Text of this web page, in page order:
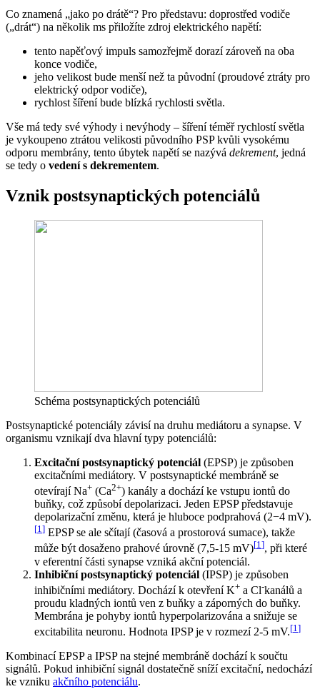
Co znamená „jako po drátě“? Pro představu: doprostřed vodiče
(„drát“) na několik ms přiložíte zdroj elektrického napětí:
tento napěťový impuls samozřejmě dorazí zároveň na oba
konce vodiče,
jeho velikost bude menší než ta původní (proudové ztráty pro
elektrický odpor vodiče),
rychlost šíření bude blízká rychlosti světla.
Vše má tedy své výhody i nevýhody – šíření téměř rychlostí světla
je vykoupeno ztrátou velikosti původního PSP kvůli vysokému
odporu membrány, tento úbytek napětí se nazývá dekrement, jedná
se tedy o vedení s dekrementem.
Vznik postsynaptických potenciálů
Schéma postsynaptických potenciálů
Postsynaptické potenciály závisí na druhu mediátoru a synapse. V
organismu vznikají dva hlavní typy potenciálů:
Excitační postsynaptický potenciál (EPSP) je způsoben
excitačními mediátory. V postsynaptické membráně se
otevírají Na+ (Ca2+) kanály a dochází ke vstupu iontů do
buňky, což způsobí depolarizaci. Jeden EPSP představuje
depolarizační změnu, která je hluboce podprahová (2−4 mV).
[1] EPSP se ale sčítají (časová a prostorová sumace), takže
může být dosaženo prahové úrovně (7,5-15 mV)[1], při které
v eferentní části synapse vzniká akční potenciál.
Inhibiční postsynaptický potenciál (IPSP) je způsoben
inhibičními mediátory. Dochází k otevření K+ a Cl-kanálů a
proudu kladných iontů ven z buňky a záporných do buňky.
Membrána je pohyby iontů hyperpolarizována a snižuje se
excitabilita neuronu. Hodnota IPSP je v rozmezí 2-5 mV.[1 ]
Kombinací EPSP a IPSP na stejné membráně dochází k součtu
signálů. Pokud inhibiční signál dostatečně sníží excitační, nedochází
ke vzniku akčního potenciálu.